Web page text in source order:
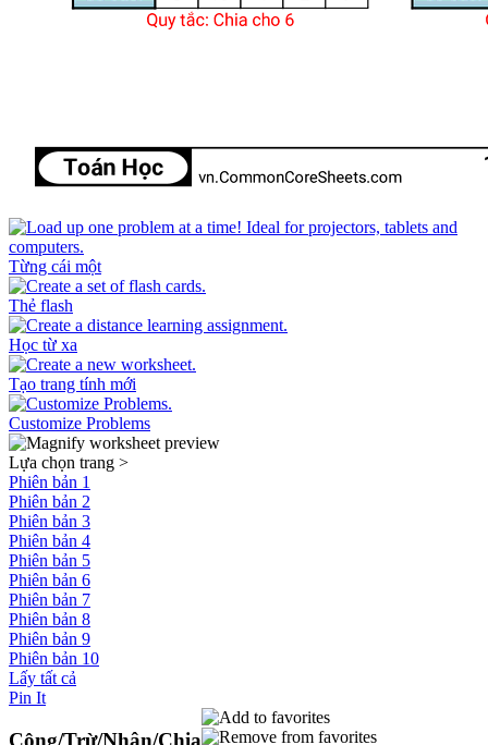
Từng cái một
Thẻ flash
Học từ xa
Tạo trang tính mới
Customize Problems
Lựa chọn trang >
Phiên bản 1
Phiên bản 2
Phiên bản 3
Phiên bản 4
Phiên bản 5
Phiên bản 6
Phiên bản 7
Phiên bản 8
Phiên bản 9
Phiên bản 10
Lấy tất cả
Pin It
Cộng/Trừ/Nhân/Chia